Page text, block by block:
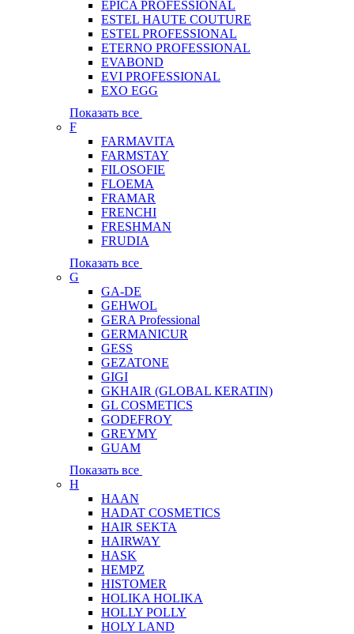
EPICA PROFESSIONAL
ESTEL HAUTE COUTURE
ESTEL PROFESSIONAL
ETERNO PROFESSIONAL
EVABOND
EVI PROFESSIONAL
EXO EGG
Показать все
F
FARMAVITA
FARMSTAY
FILOSOFIE
FLOEMA
FRAMAR
FRENCHI
FRESHMAN
FRUDIA
Показать все
G
GA-DE
GEHWOL
GERA Professional
GERMANICUR
GESS
GEZATONE
GIGI
GKHAIR (GLOBAL КЕRATIN)
GL COSMETICS
GODEFROY
GREYMY
GUAM
Показать все
H
HAAN
HADAT COSMETICS
HAIR SEKTA
HAIRWAY
HASK
HEMPZ
HISTOMER
HOLIKA HOLIKA
HOLLY POLLY
HOLY LAND